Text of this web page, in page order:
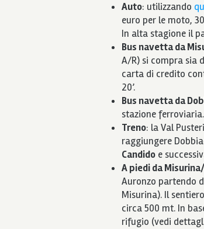
Auto: utilizzando
euro per le moto,
In alta stagione il
Bus navetta da
A/R) si compra sia
carta di credito
20’.
Bus navetta da
stazione
Treno: la Val
raggiungere
Candido e
A piedi da
Auronzo partendo
Misurina). Il
circa 500 mt. In
rifugio (vedi